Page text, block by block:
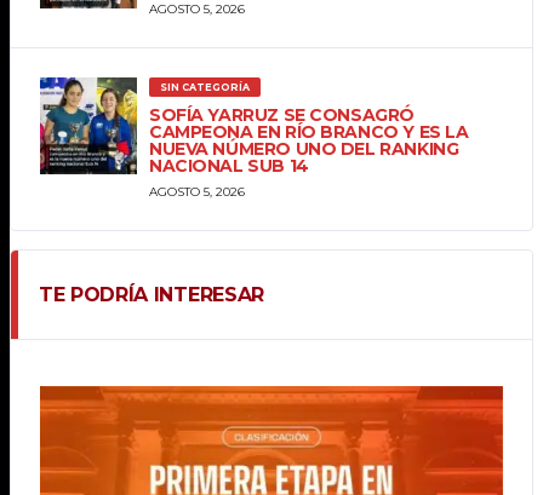
AGOSTO 5, 2026
SIN CATEGORÍA
SOFÍA YARRUZ SE CONSAGRÓ
CAMPEONA EN RÍO BRANCO Y ES LA
NUEVA NÚMERO UNO DEL RANKING
NACIONAL SUB 14
AGOSTO 5, 2026
TE PODRÍA INTERESAR